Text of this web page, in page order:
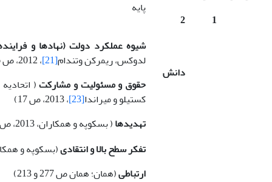
پایه
1
2
دانش
شیوه عملکرد دولت (نهادها و
لدوکس، ریمرکن وتن­دام[21]
، 2012، ص 6؛ گیرون
حقوق و مسئولیت و مشارکت
کستیلو و میراندا[23]
، 2013، ص 17)
تهدیدها( بسکوپه و همکاران، 2013، ص 17)
تفکر سطح بالا و انتقادی(بسکوپه و همکاران، 2013 ص 18؛
ارتباطی(همان؛ همان ص 277 و 213)